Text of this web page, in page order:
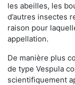
les abeilles, les
d’autres insectes
raison pour
appellation.
De manière plus
de type Vespula
scientifiquement